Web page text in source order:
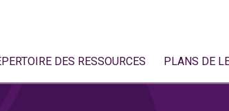
DES RESSOURCES PLANS DE